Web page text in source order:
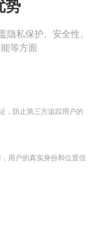
势
私保护、安全性、
等方面
，防止第三方追踪用户的
用户的真实身份和位置信